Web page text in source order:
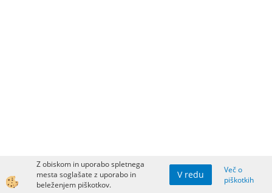
Z obiskom in uporabo spletnega
mesta soglašate z uporabo in
beleženjem piškotkov.
V redu
Več o
piškotkih